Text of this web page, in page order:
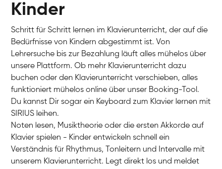
Charlotte
Klavier / Piano / Flügel
Kinder
Schritt für Schritt lernen im Klavierunterricht, der auf die
Bedürfnisse von Kindern abgestimmt ist. Von
Lehrersuche bis zur Bezahlung läuft alles mühelos über
unsere Plattform. Ob mehr Klavierunterricht dazu
buchen oder den Klavierunterricht verschieben, alles
funktioniert mühelos online über unser Booking-Tool.
Du kannst Dir sogar ein Keyboard zum Klavier lernen mit
SIRIUS leihen.
Noten lesen, Musiktheorie oder die ersten Akkorde auf
Klavier spielen - Kinder entwickeln schnell ein
Verständnis für Rhythmus, Tonleitern und Intervalle mit
unserem Klavierunterricht. Legt direkt los und meldet